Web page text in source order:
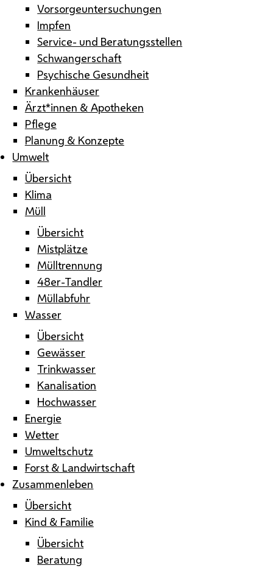
Vorsorgeuntersuchungen
Impfen
Service- und Beratungsstellen
Schwangerschaft
Psychische Gesundheit
Krankenhäuser
Ärzt*innen & Apotheken
Pflege
Planung & Konzepte
Umwelt
Übersicht
Klima
Müll
Übersicht
Mistplätze
Mülltrennung
48er-Tandler
Müllabfuhr
Wasser
Übersicht
Gewässer
Trinkwasser
Kanalisation
Hochwasser
Energie
Wetter
Umweltschutz
Forst & Landwirtschaft
Zusammenleben
Übersicht
Kind & Familie
Übersicht
Beratung